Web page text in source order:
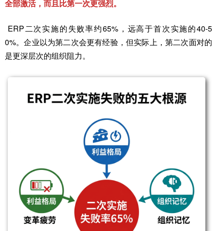
全部激活，而且比第一次更强烈。
ERP二次实施的失败率约65%，远高于首次实施的40-5
0%。企业以为第二次会更有经验，但实际上，第二次面对的
是更深层次的组织阻力。